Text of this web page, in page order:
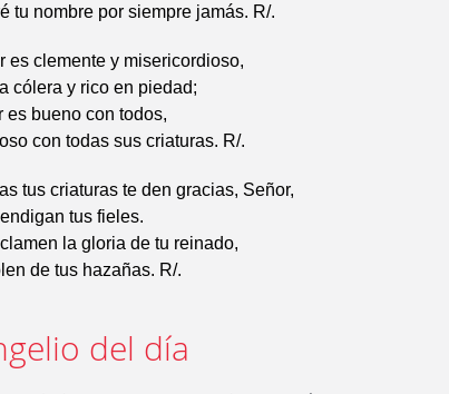
tu nombre por siempre jamás. R/.
es clemente y misericordioso,
cólera y rico en piedad;
es bueno con todos,
con todas sus criaturas. R/.
tus criaturas te den gracias, Señor,
tus fieles.
la gloria de tu reinado,
de tus hazañas. R/.
del día